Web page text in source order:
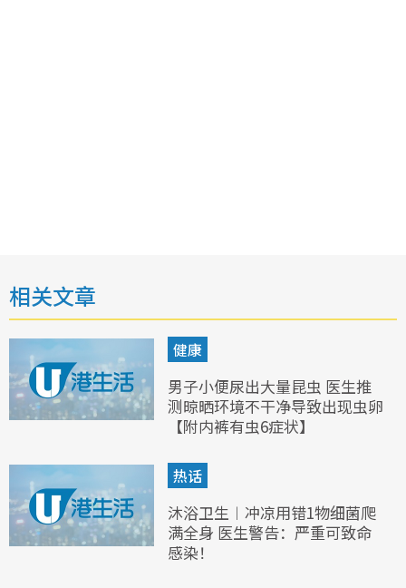
相关文章
健康
男子小便尿出大量昆虫 医生推
测晾晒环境不干净导致出现虫卵
【附内裤有虫6症状】
热话
沐浴卫生︱冲凉用错1物细菌爬
满全身 医生警告：严重可致命
感染！